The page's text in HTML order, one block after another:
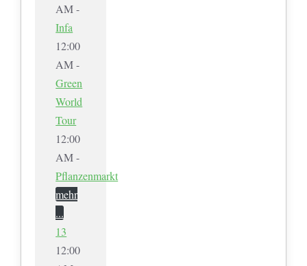
AM -
Infa
12:00
AM -
Green
World
Tour
12:00
AM -
Pflanzenmarkt
mehr
...
13
12:00